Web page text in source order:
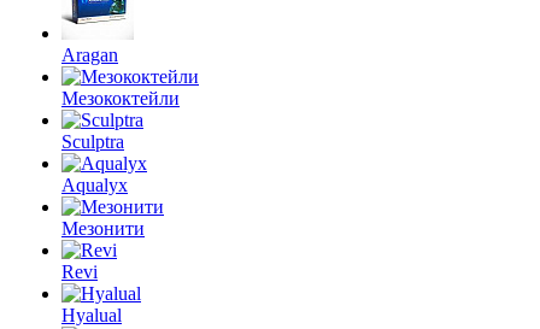
Aragan
Мезококтейли
Sculptra
Aqualyx
Мезонити
Revi
Hyalual